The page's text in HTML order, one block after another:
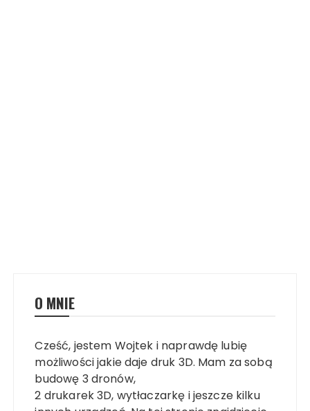
O MNIE
Cześć, jestem Wojtek i naprawdę lubię
możliwości jakie daje druk 3D. Mam za sobą
budowę 3 dronów,
2 drukarek 3D, wytłaczarkę i jeszcze kilku